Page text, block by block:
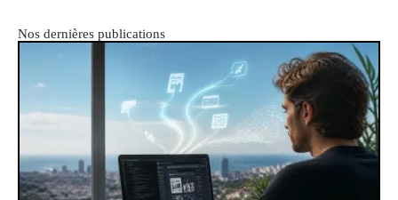
Nos dernières publications